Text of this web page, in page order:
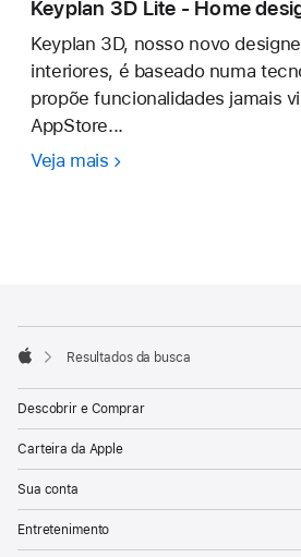
Keyplan 3D Lite - Home
Keyplan 3D, nosso novo
interiores, é baseado numa
propõe funcionalidades jamais
AppStore...
Veja mais Keyplan
de
rodapéResultados da busca
Descobrir e Comprar
Carteira da Apple
Sua conta
Entretenimento